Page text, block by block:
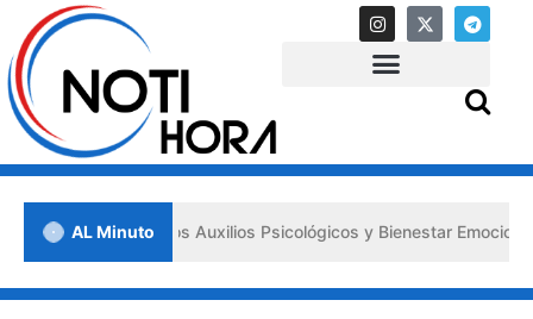
AL Minuto
los «Primeros Auxilios Psicológicos y Bienestar Emocional» ante